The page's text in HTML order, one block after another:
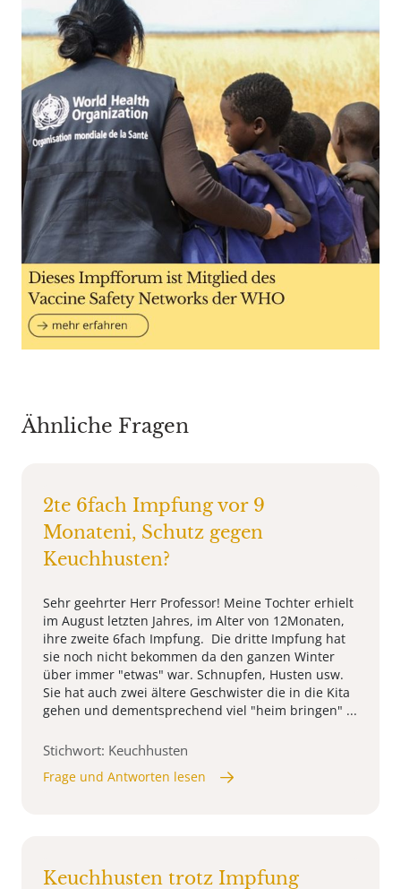
Ähnliche Fragen
2te 6fach Impfung vor 9
Monateni, Schutz gegen
Keuchhusten?
Sehr geehrter Herr Professor! Meine Tochter erhielt
im August letzten Jahres, im Alter von 12Monaten,
ihre zweite 6fach Impfung. Die dritte Impfung hat
sie noch nicht bekommen da den ganzen Winter
über immer "etwas" war. Schnupfen, Husten usw.
Sie hat auch zwei ältere Geschwister die in die Kita
gehen und dementsprechend viel "heim bringen" ...
Stichwort: Keuchhusten
Frage und Antworten lesen
Keuchhusten trotz Impfung